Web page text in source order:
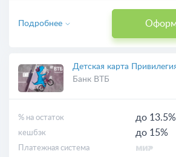
Подробнее
Детская карта
Банк ВТБ
% на остаток до 13.5%
кешбэк до 15%
Платежная система